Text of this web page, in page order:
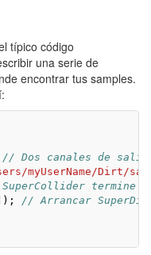
típico código
una serie de
encontrar tus samples.
// Dos canales de
myUserName/Dirt/
termine
]);
// Arrancar